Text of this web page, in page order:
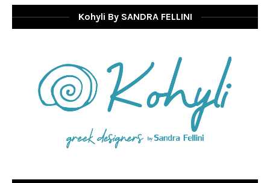
Kohyli By SANDRA FELLINI